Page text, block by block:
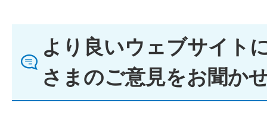
より良いウェブサイト
さまのご意見をお聞か